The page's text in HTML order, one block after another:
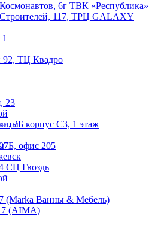
6г ТВК «Республика»
Строителей, 117, ТРЦ GALAXY
92, ТЦ Квадро
23
2Б корпус С3, 1 этаж
офис 205
СЦ Гвоздь
(Marka Ванны & Мебель)
(AIMA)